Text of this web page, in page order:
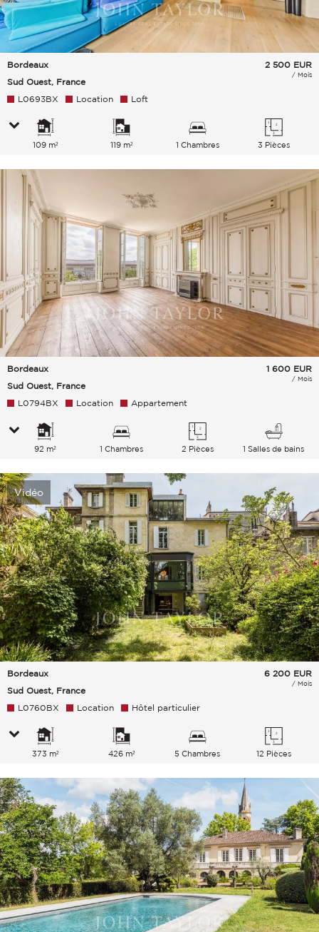
Bordeaux
Sud Ouest, France
2 500 EUR
/ Mois
L0693BX Location Loft
109 m² 119 m² 1 Chambres 3 Pièces
Bordeaux
Sud Ouest, France
1 600 EUR
/ Mois
L0794BX Location Appartement
92 m² 1 Chambres 2 Pièces 1 Salles de bains
Vidéo
Bordeaux
Sud Ouest, France
6 200 EUR
/ Mois
L0760BX Location Hôtel particulier
373 m² 426 m² 5 Chambres 12 Pièces